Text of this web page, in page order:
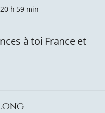
h 59 min
à toi France et